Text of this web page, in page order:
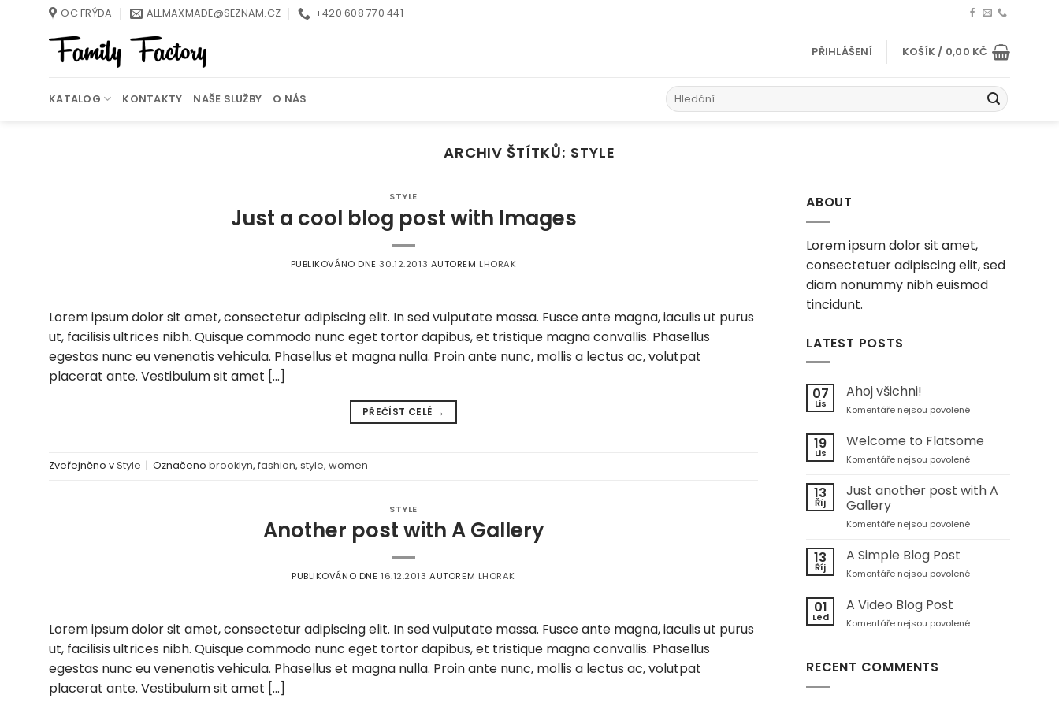
Přeskočit OC FRÝDA ALLMAXMADE@SEZNAM.CZ +420 608 770 441
PŘIHLÁŠENÍ KOŠÍK / 0,00 KČ
KATALOG KONTAKTY NAŠE SLUŽBY O NÁS Hledat:
ARCHIV ŠTÍTKŮ: STYLE
STYLE
Just a cool blog post with Images
PUBLIKOVÁNO DNE30.12.2013 AUTOREM LHORAK
Lorem ipsum dolor sit amet, consectetur adipiscing elit. In sed vulputate massa. Fusce ante magna, iaculis ut purus
ut, facilisis ultrices nibh. Quisque commodo nunc eget tortor dapibus, et tristique magna convallis. Phasellus
egestas nunc eu venenatis vehicula. Phasellus et magna nulla. Proin ante nunc, mollis a lectus ac, volutpat
placerat ante. Vestibulum sit amet […]
PŘEČÍST CELÉ →
Zveřejněno vStyle | Označeno brooklyn, fashion, style, women
STYLE
Another post with A Gallery
PUBLIKOVÁNO DNE 16.12.2013 AUTOREM LHORAK
Lorem ipsum dolor sit amet, consectetur adipiscing elit. In sed vulputate massa. Fusce ante magna, iaculis ut purus
ut, facilisis ultrices nibh. Quisque commodo nunc eget tortor dapibus, et tristique magna convallis. Phasellus
egestas nunc eu venenatis vehicula. Phasellus et magna nulla. Proin ante nunc, mollis a lectus ac, volutpat
placerat ante. Vestibulum sit amet […]
ABOUT
Lorem ipsum dolor sit amet,
consectetuer adipiscing elit, sed
diam nonummy nibh euismod
tincidunt.
LATEST POSTS
07
Lis
Ahoj všichni!
Komentáře nejsou povolenéu
s
názvem
Ahoj
19
Lis
Welcome to Flatsome
Komentáře nejsou povolenéu
s
názvem
to
13
Říj
Just another post with A
Gallery
Komentáře nejsou povolenéu
Just
13
Říj
A Simple Blog Post
Komentáře nejsou povolenéu
A
01
Led
A Video Blog Post
Komentáře nejsou povolenéu
RECENT COMMENTS